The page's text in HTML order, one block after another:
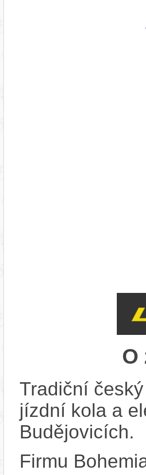
O
Tradiční
jízdní kola a
Budějovicích.
Firmu